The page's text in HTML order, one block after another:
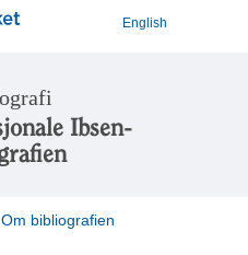
English
Ibsen-
Om bibliografien